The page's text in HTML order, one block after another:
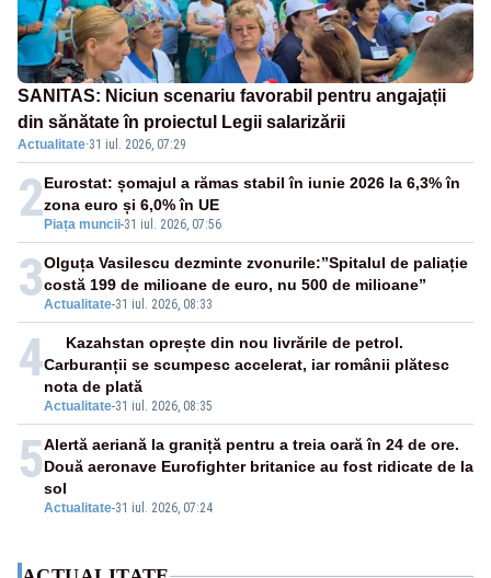
SANITAS: Niciun scenariu favorabil pentru angajații
din sănătate în proiectul Legii salarizării
Actualitate·31 iul. 2026, 07:29
2 Piața muncii-31 iul. 2026, 07:56
Eurostat: șomajul a rămas stabil în iunie 2026 la 6,3% în
zona euro și 6,0% în UE
3Actualitate-31 iul. 2026, 08:33
Olguța Vasilescu dezminte zvonurile:”Spitalul de paliație
costă 199 de milioane de euro, nu 500 de milioane”
4
Actualitate-31 iul. 2026, 08:35
Kazahstan oprește din nou livrările de petrol.
Carburanții se scumpesc accelerat, iar românii plătesc
nota de plată
5
Actualitate-31 iul. 2026, 07:24
Alertă aeriană la graniță pentru a treia oară în 24 de ore.
Două aeronave Eurofighter britanice au fost ridicate de la
sol